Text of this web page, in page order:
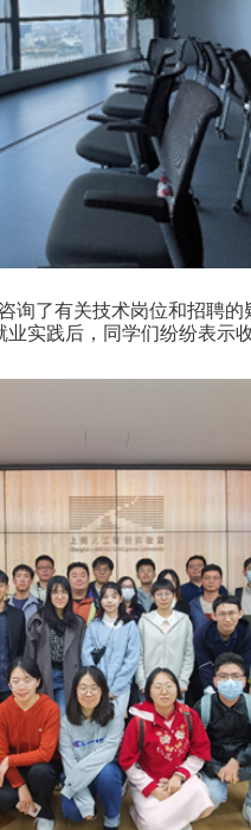
询了有关技术岗位和招聘
实践后，同学们纷纷表示